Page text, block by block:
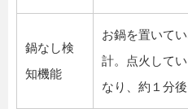
鍋なし検
知機能
お鍋を置いて
計。点火して
なり、約１分